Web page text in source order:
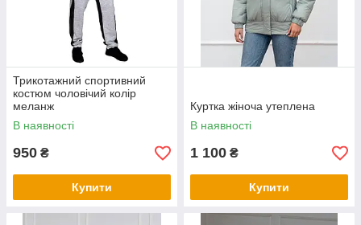
Трикотажний спортивний
костюм чоловічий колір
меланж
В наявності
950 ₴
Купити
Куртка жіноча утеплена
В наявності
1 100 ₴
Купити